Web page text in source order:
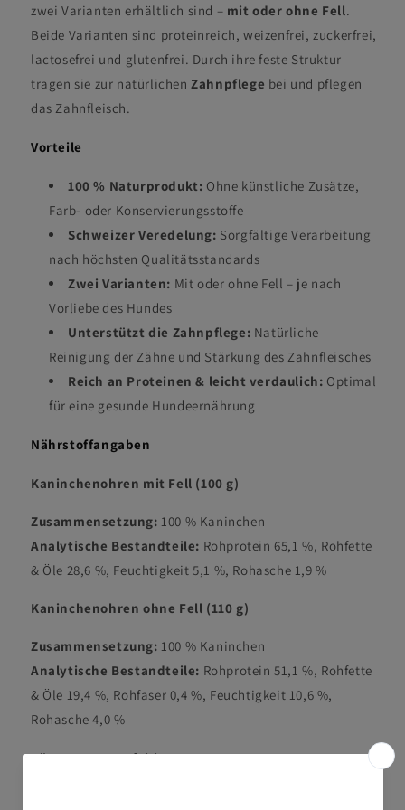
zwei Varianten erhältlich sind – mit oder ohne Fell.
Beide Varianten sind proteinreich, weizenfrei, zuckerfrei,
lactosefrei und glutenfrei. Durch ihre feste Struktur
tragen sie zur natürlichenZahnpflege bei und pflegen
das Zahnfleisch.
Vorteile
100 % Naturprodukt: Ohne künstliche Zusätze,
Farb- oder Konservierungsstoffe
Schweizer Veredelung: Sorgfältige Verarbeitung
nach höchsten Qualitätsstandards
Zwei Varianten: Mit oder ohne Fell – je nach
Vorliebe des Hundes
Unterstützt die Zahnpflege: Natürliche
Reinigung der Zähne und Stärkung des Zahnfleisches
Reich an Proteinen & leicht verdaulich: Optimal
für eine gesunde Hundeernährung
Nährstoffangaben
Kaninchenohren mit Fell (100 g)
Zusammensetzung: 100 % Kaninchen
Analytische Bestandteile: Rohprotein 65,1 %, Rohfette
& Öle 28,6 %, Feuchtigkeit 5,1 %, Rohasche 1,9 %
Kaninchenohren ohne Fell (110 g)
Zusammensetzung: 100 % Kaninchen
Analytische Bestandteile: Rohprotein 51,1 %, Rohfette
& Öle 19,4 %, Rohfaser 0,4 %, Feuchtigkeit 10,6 %,
Rohasche 4,0 %
Fütterungsempfehlung